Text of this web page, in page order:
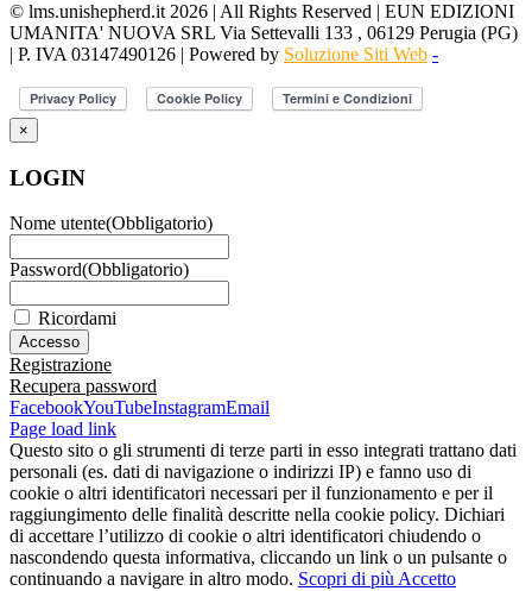
© lms.unishepherd.it 2026 | All Rights Reserved | EUN EDIZIONI
UMANITA' NUOVA SRL Via Settevalli 133 , 06129 Perugia (PG)
| P. IVA 03147490126 | Powered by Soluzione Siti Web -
×
LOGIN
Nome utente(Obbligatorio)
Password(Obbligatorio)
Ricordami
Registrazione
Recupera password
FacebookYouTubeInstagramEmail
Page load link
Questo sito o gli strumenti di terze parti in esso integrati trattano dati
personali (es. dati di navigazione o indirizzi IP) e fanno uso di
cookie o altri identificatori necessari per il funzionamento e per il
raggiungimento delle finalità descritte nella cookie policy. Dichiari
di accettare l’utilizzo di cookie o altri identificatori chiudendo o
nascondendo questa informativa, cliccando un link o un pulsante o
continuando a navigare in altro modo. Scopri di piùAccetto